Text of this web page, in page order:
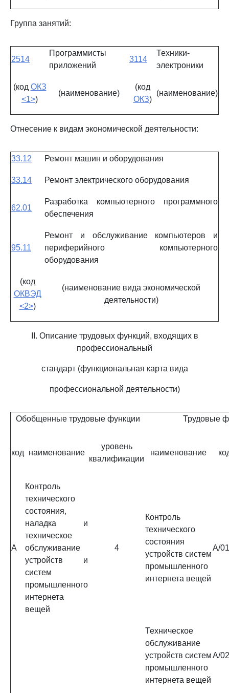
Группа занятий:
2514
Программисты
приложений
3114
Техники-
электроники
(код ОКЗ
<1>)
(наименование)
(код
ОКЗ)
(наименование)
Отнесение к видам экономической деятельности:
33.12 Ремонт машин и оборудования
33.14 Ремонт электрического оборудования
62.01
Разработка компьютерного программного
обеспечения
95.11
Ремонт и обслуживание компьютеров и
периферийного компьютерного
оборудования
(код
ОКВЭД
<2>)
(наименование вида экономической
деятельности)
II. Описание трудовых функций, входящих в
профессиональный
стандарт (функциональная карта вида
профессиональной деятельности)
Обобщенные трудовые функции Трудовые
код наименование
уровень
квалификации
наименование
A
Контроль
технического
состояния,
наладка и
техническое
обслуживание
устройств и
систем
промышленного
интернета
вещей
4
Контроль
технического
состояния
устройств систем
промышленного
интернета вещей
A/
Техническое
обслуживание
устройств систем
промышленного
интернета вещей
A/